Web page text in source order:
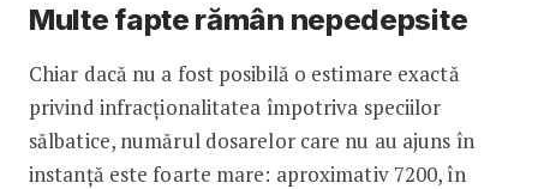
Multe fapte rămân nepedepsite
Chiar dacă nu a fost posibilă o estimare exactă
privind infracționalitatea împotriva speciilor
sălbatice, numărul dosarelor care nu au ajuns în
instanță este foarte mare: aproximativ 7200, în